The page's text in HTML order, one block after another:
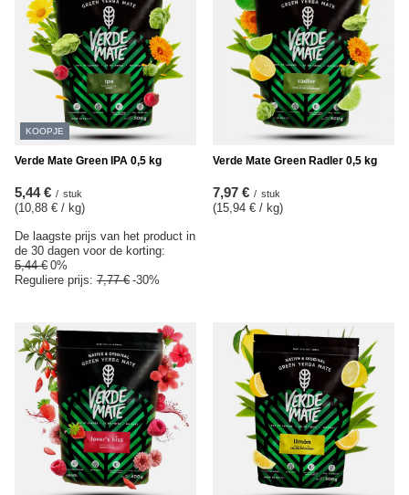
KOOPJE
Verde Mate Green IPA 0,5 kg
5,44 € / stuk
(10,88 € / kg)
De laagste prijs van het product in
de 30 dagen voor de korting:
5,44 € 0%
Reguliere prijs: 7,77 € -30%
Verde Mate Green Radler 0,5 kg
7,97 € / stuk
(15,94 € / kg)